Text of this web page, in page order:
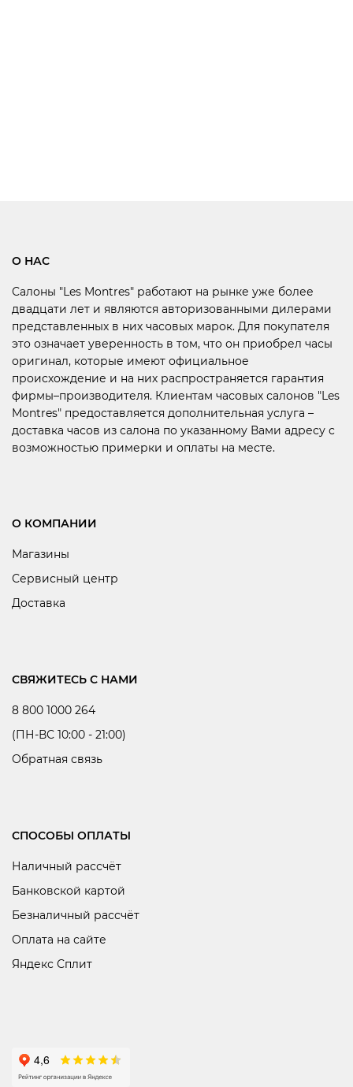
О НАС
Салоны "Les Montres" работают на рынке уже более
двадцати лет и являются авторизованными дилерами
представленных в них часовых марок. Для покупателя
это означает уверенность в том, что он приобрел часы
оригинал, которые имеют официальное
происхождение и на них распространяется гарантия
фирмы–производителя. Клиентам часовых салонов "Les
Montres" предоставляется дополнительная услуга –
доставка часов из салона по указанному Вами адресу с
возможностью примерки и оплаты на месте.
О КОМПАНИИ
Магазины
Сервисный центр
Доставка
СВЯЖИТЕСЬ С НАМИ
8 800 1000 264
(ПН-ВС 10:00 - 21:00)
Обратная связь
СПОСОБЫ ОПЛАТЫ
Наличный рассчёт
Банковской картой
Безналичный рассчёт
Оплата на сайте
Яндекс Сплит